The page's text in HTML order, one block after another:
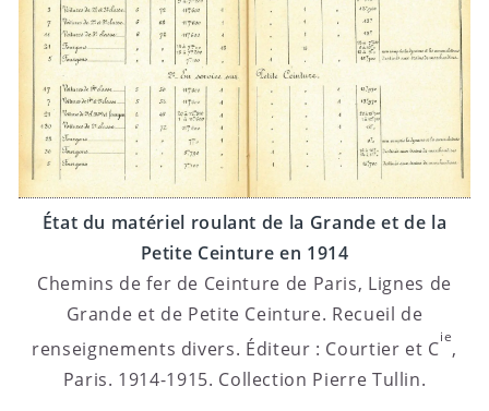
État du matériel roulant de la Grande et de la
Petite Ceinture en 1914
Chemins de fer de Ceinture de Paris, Lignes de
Grande et de Petite Ceinture. Recueil de
renseignements divers. Éditeur : Courtier et C
ie
,
Paris. 1914-1915. Collection Pierre Tullin.